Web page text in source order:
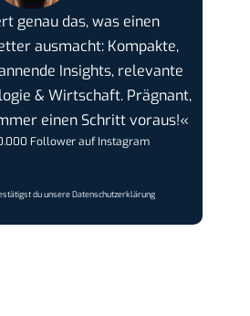
genau das, was einen
ausmacht: Kompakte,
Insights, relevante
& Wirtschaft. Prägnant,
einen Schritt voraus!«
Follower auf Instagram
du unsereDatenschutzerklärung